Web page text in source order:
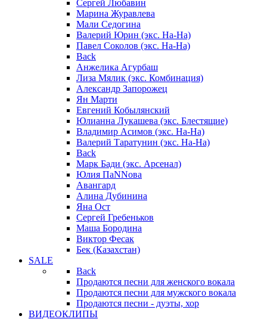
Сергей Любавин
Марина Журавлева
Мали Седогина
Валерий Юрин (экс. На-На)
Павел Соколов (экс. На-На)
Back
Анжелика Агурбаш
Лиза Мялик (экс. Комбинация)
Александр Запорожец
Ян Марти
Евгений Кобылянский
Юлианна Лукашева (экс. Блестящие)
Владимир Асимов (экс. На-На)
Валерий Таратунин (экс. На-На)
Back
Марк Бади (экс. Арсенал)
Юлия ПаNNова
Авангард
Алина Дубинина
Яна Ост
Сергей Гребеньков
Маша Бородина
Виктор Фесак
Бек (Казахстан)
SALE
Back
Продаются песни для женского вокала
Продаются песни для мужского вокала
Продаются песни - дуэты, хор
ВИДЕОКЛИПЫ